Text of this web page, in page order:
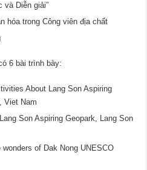
và Diễn giải”
hóa trong Công viên địa chất
6 bài trình bày:
About Lang Son Aspiring
Viet Nam
Son Aspiring Geopark, Lang Son
of Dak Nong UNESCO